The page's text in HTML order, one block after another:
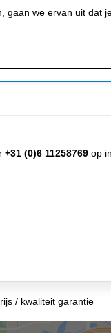
we ervan uit dat
ACCOUNT
+31 (0)6 11258769op
/ kwaliteit garantie